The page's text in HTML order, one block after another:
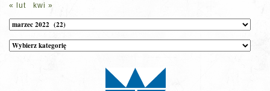
« lut
kwi »
Archiwum
Kategorie
wpisów